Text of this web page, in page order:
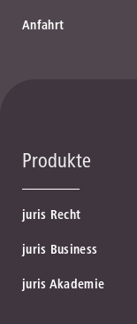
Anfahrt
Produkte
juris Recht
juris Business
juris Akademie